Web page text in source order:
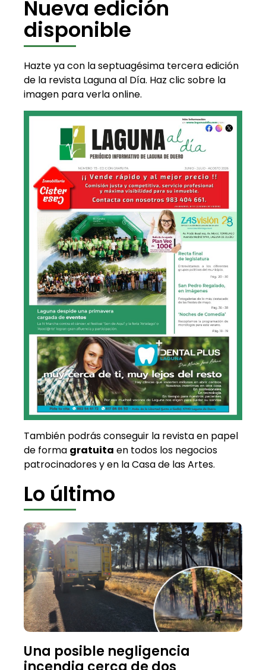
Nueva edición
disponible
Hazte ya con la septuagésima tercera edición
de la revista Laguna al Día. Haz clic sobre la
imagen para verla online.
También podrás conseguir la revista en papel
de forma gratuita en todos los negocios
patrocinadores y en la Casa de las Artes.
Lo último
Una posible negligencia